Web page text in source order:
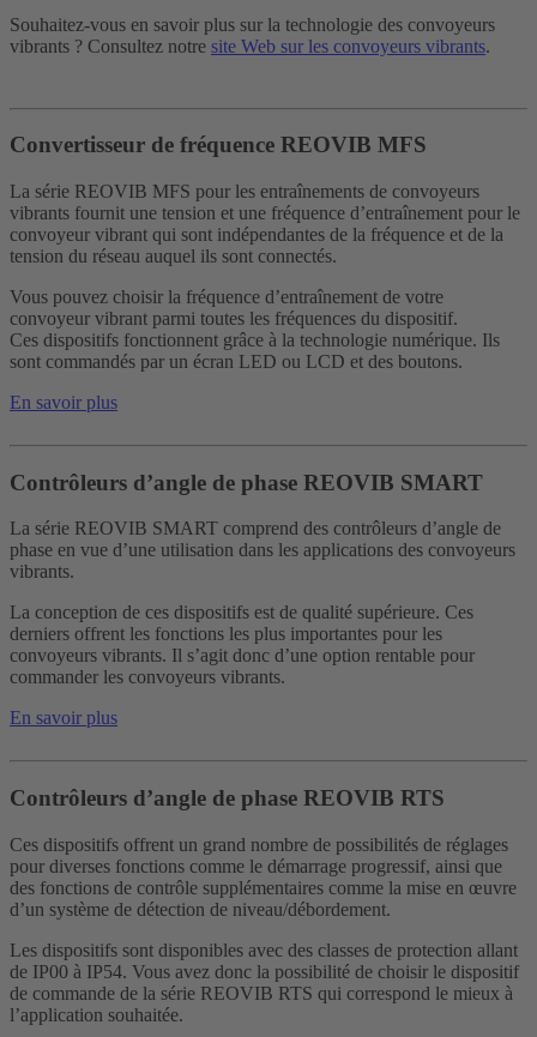
Souhaitez-vous en savoir plus sur la technologie des convoyeurs
vibrants ? Consultez notre site Web sur les convoyeurs vibrants.
Convertisseur de fréquence REOVIB MFS
La série REOVIB MFS pour les entraînements de convoyeurs
vibrants fournit une tension et une fréquence d’entraînement pour le
convoyeur vibrant qui sont indépendantes de la fréquence et de la
tension du réseau auquel ils sont connectés.
Vous pouvez choisir la fréquence d’entraînement de votre
convoyeur vibrant parmi toutes les fréquences du dispositif.
Ces dispositifs fonctionnent grâce à la technologie numérique. Ils
sont commandés par un écran LED ou LCD et des boutons.
En savoir plus
Contrôleurs d’angle de phase REOVIB SMART
La série REOVIB SMART comprend des contrôleurs d’angle de
phase en vue d’une utilisation dans les applications des convoyeurs
vibrants.
La conception de ces dispositifs est de qualité supérieure. Ces
derniers offrent les fonctions les plus importantes pour les
convoyeurs vibrants. Il s’agit donc d’une option rentable pour
commander les convoyeurs vibrants.
En savoir plus
Contrôleurs d’angle de phase REOVIB RTS
Ces dispositifs offrent un grand nombre de possibilités de réglages
pour diverses fonctions comme le démarrage progressif, ainsi que
des fonctions de contrôle supplémentaires comme la mise en œuvre
d’un système de détection de niveau/débordement.
Les dispositifs sont disponibles avec des classes de protection allant
de IP00 à IP54. Vous avez donc la possibilité de choisir le dispositif
de commande de la série REOVIB RTS qui correspond le mieux à
l’application souhaitée.